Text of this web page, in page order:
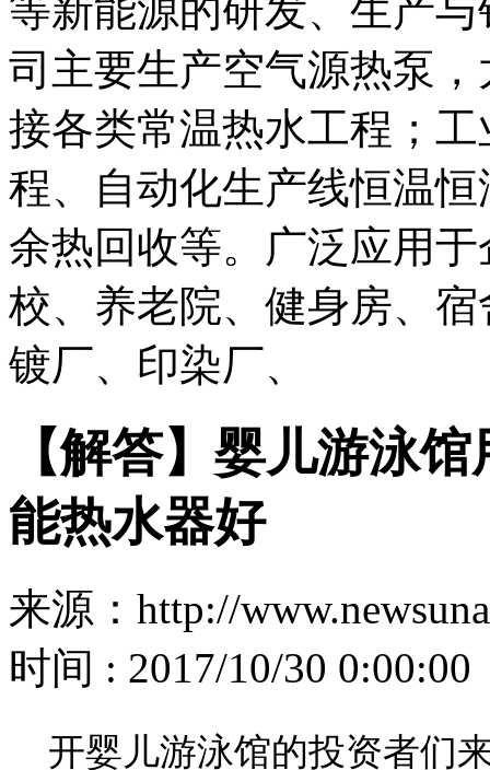
等新能源的研发、生产
司主要生产空气源热泵
接各类常温热水工程；
程、自动化生产线恒温
余热回收等。广泛应用
校、养老院、健身房、
镀厂、印染厂、
【解答】婴儿游泳
能热水器好
来源：http://
时间 : 2017/10/30 0:00:00
开婴儿游泳馆的投资者们